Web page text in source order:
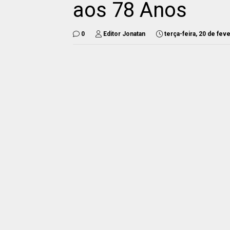
aos 78 Anos
0 Editor Jonatan terça-feira, 20 de